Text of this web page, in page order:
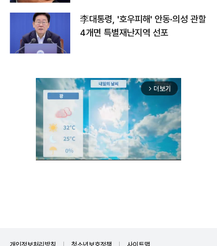
李대통령, '호우피해' 안동·의성 관할
4개면 특별재난지역 선포
arrow_forward_ios 더보기
개인정보처리방침 청소년보호정책 사이트맵